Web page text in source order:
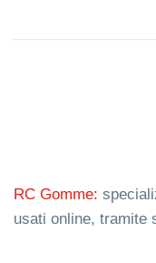
RC Gomme:
usati online, tramite